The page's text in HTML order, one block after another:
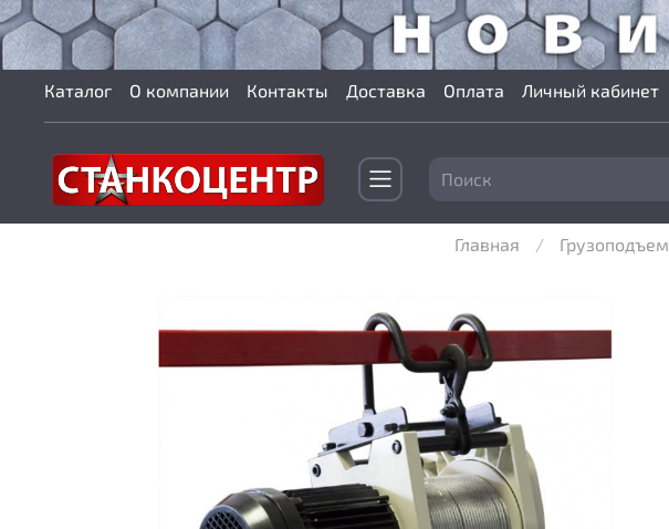
Каталог О компании Контакты Доставка Оплата Личный кабинет
Главная